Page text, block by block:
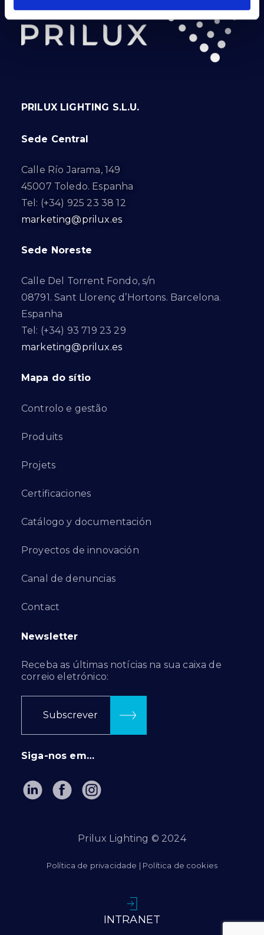
PRILUX LIGHTING S.L.U.
Sede Central
Calle Río Jarama, 149
45007 Toledo. Espanha
Tel: (+34) 925 23 38 12
marketing@prilux.es
Sede Noreste
Calle Del Torrent Fondo, s/n
08791. Sant Llorenç d’Hortons. Barcelona.
Espanha
Tel: (+34) 93 719 23 29
marketing@prilux.es
Mapa do sítio
Controlo e gestão
Produits
Projets
Certificaciones
Catálogo y documentación
Proyectos de innovación
Canal de denuncias
Contact
Newsletter
Receba as últimas notícias na sua caixa de
correio eletrónico:
Subscrever
Siga-nos em…
Prilux Lighting © 2024
Política de privacidade | Política de cookies
INTRANET